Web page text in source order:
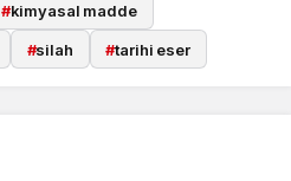
#kimyasal madde
#silah #tarihi eser